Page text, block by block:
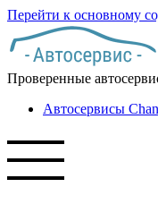
Перейти к основному
Проверенные
Автосервисы